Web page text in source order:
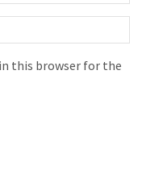
this browser for the